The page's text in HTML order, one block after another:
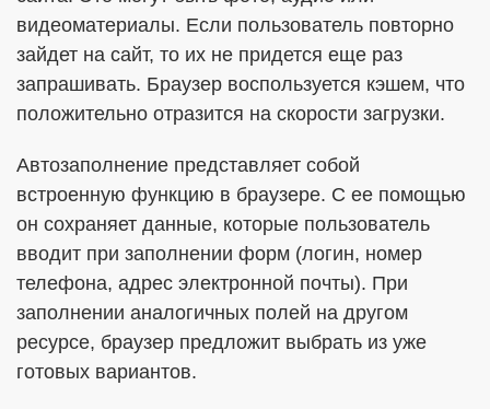
видеоматериалы. Если пользователь повторно
зайдет на сайт, то их не придется еще раз
запрашивать. Браузер воспользуется кэшем, что
положительно отразится на скорости загрузки.
Автозаполнение представляет собой
встроенную функцию в браузере. С ее помощью
он сохраняет данные, которые пользователь
вводит при заполнении форм (логин, номер
телефона, адрес электронной почты). При
заполнении аналогичных полей на другом
ресурсе, браузер предложит выбрать из уже
готовых вариантов.